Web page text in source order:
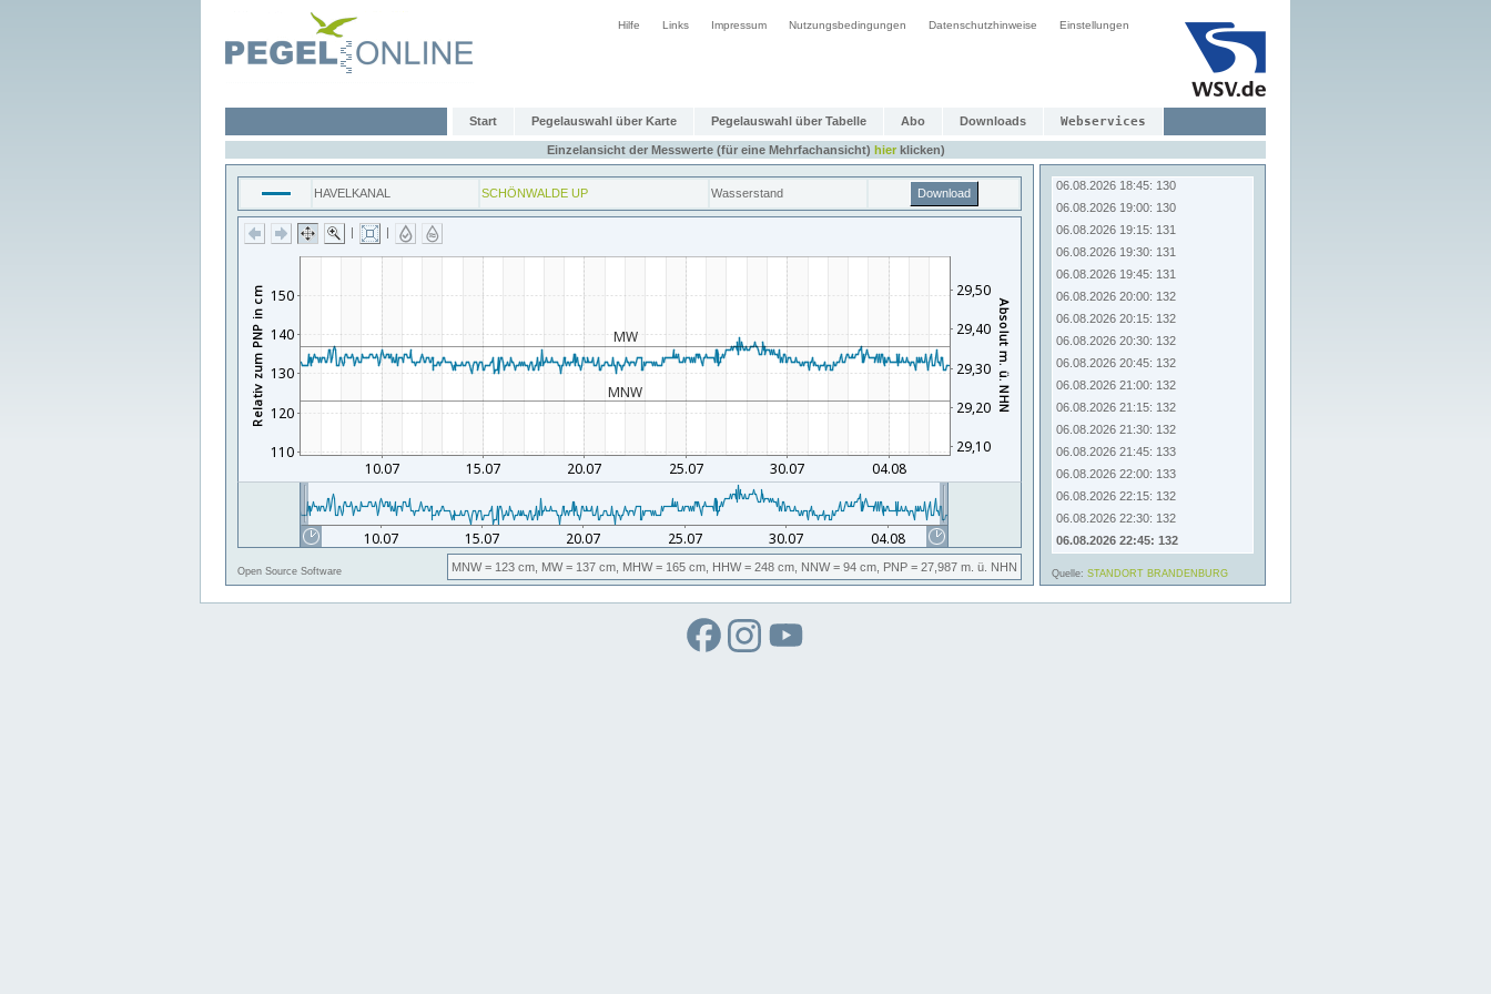
Hilfe Links Impressum Nutzungsbedingungen Datenschutzhinweise Einstellungen
Start Pegelauswahl über Karte Pegelauswahl über Tabelle Abo Downloads Webservices
Einzelansicht der Messwerte (für eine Mehrfachansicht) hierklicken)
HAVELKANAL SCHÖNWALDE UP Wasserstand Download
| |
Open Source Software MNW= 123 cm, MW= 137 cm, MHW= 165 cm, HHW= 248 cm, NNW= 94 cm, PNP = 27,987 m. ü. NHN
06.08.2026 17:00: 131
06.08.2026 18:00: 131
06.08.2026 18:15: 131
06.08.2026 18:30: 131
06.08.2026 18:45: 130
06.08.2026 19:00: 130
06.08.2026 19:15: 131
06.08.2026 19:30: 131
06.08.2026 19:45: 131
06.08.2026 20:00: 132
06.08.2026 20:15: 132
06.08.2026 20:30: 132
06.08.2026 20:45: 132
06.08.2026 21:00: 132
06.08.2026 21:15: 132
06.08.2026 21:30: 132
06.08.2026 21:45: 133
06.08.2026 22:00: 133
06.08.2026 22:15: 132
06.08.2026 22:30: 132
06.08.2026 22:45: 132
Quelle: STANDORT BRANDENBURG